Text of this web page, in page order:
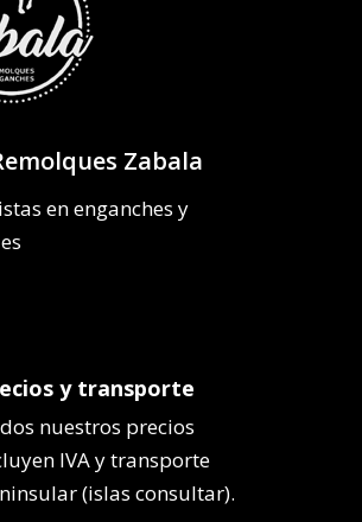
Zabala
en enganches y
y transporte
nuestros precios
IVA y transporte
(islas consultar).